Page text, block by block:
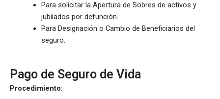
Para solicitar la Apertura de Sobres de activos y
jubilados por defunción.
Para Designación o Cambio de Beneficiarios del
seguro.
Pago de Seguro de Vida
Procedimiento: